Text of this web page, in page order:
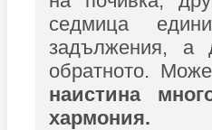
седмица
задължения, а
обратното.
наистина
хармония.